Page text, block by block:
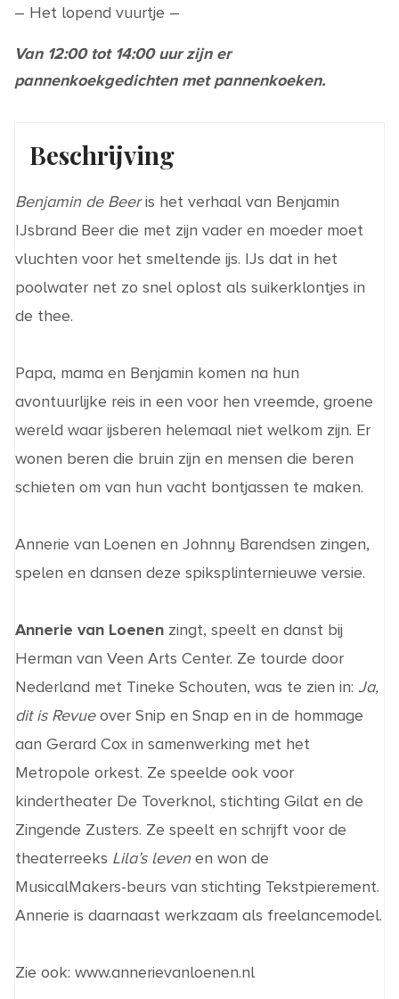
– Het lopend vuurtje –
Van 12:00 tot 14:00 uur zijn er
pannenkoekgedichten met pannenkoeken.
Beschrijving
Benjamin de Beeris het verhaal van Benjamin
IJsbrand Beer die met zijn vader en moeder moet
vluchten voor het smeltende ijs. IJs dat in het
poolwater net zo snel oplost als suikerklontjes in
de thee.
Papa, mama en Benjamin komen na hun
avontuurlijke reis in een voor hen vreemde, groene
wereld waar ijsberen helemaal niet welkom zijn. Er
wonen beren die bruin zijn en mensen die beren
schieten om van hun vacht bontjassen te maken.
Annerie van Loenen en Johnny Barendsen zingen,
spelen en dansen deze spiksplinternieuwe versie.
Annerie van Loenen zingt, speelt en danst bij
Herman van Veen Arts Center. Ze tourde door
Nederland met Tineke Schouten, was te zien in: Ja,
dit is Revueover Snip en Snap en in de hommage
aan Gerard Cox in samenwerking met het
Metropole orkest. Ze speelde ook voor
kindertheater De Toverknol, stichting Gilat en de
Zingende Zusters. Ze speelt en schrijft voor de
theaterreeks Lila’s levenen won de
MusicalMakers-beurs van stichting Tekstpierement.
Annerie is daarnaast werkzaam als freelancemodel.
Zie ook: www.annerievanloenen.nl